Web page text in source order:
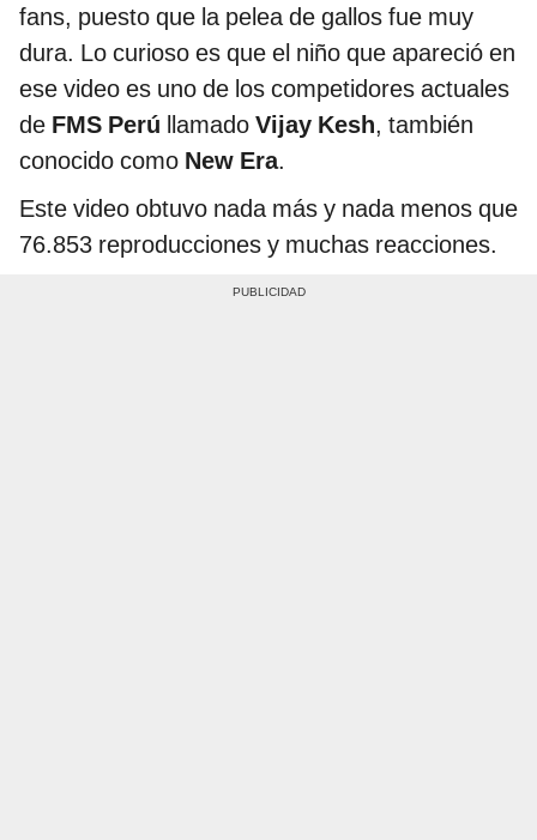
fans, puesto que la pelea de gallos fue muy
dura. Lo curioso es que el niño que apareció en
ese video es uno de los competidores actuales
de FMS Perú llamado Vijay Kesh, también
conocido como New Era.
Este video obtuvo nada más y nada menos que
76.853 reproducciones y muchas reacciones.